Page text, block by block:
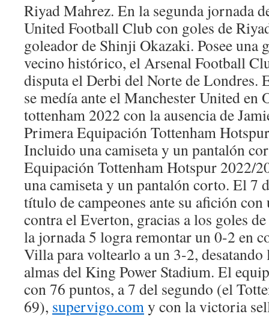
Riyad Mahrez. En la segunda jornada
United Football Club con goles de
goleador de Shinji Okazaki. Posee una
vecino histórico, el Arsenal Football
disputa el Derbi del Norte de Londres.
se medía ante el Manchester United en
tottenham 2022 con la ausencia de
Primera Equipación Tottenham
Incluido una camiseta y un pantalón
Equipación Tottenham Hotspur 2022/
una camiseta y un pantalón corto. El 7
título de campeones ante su afición
contra el Everton, gracias a los goles
la jornada 5 logra remontar un 0-2 en
Villa para voltearlo a un 3-2,
almas del King Power Stadium. El
con 76 puntos, a 7 del segundo (el
69), supervigo.com y con la victoria